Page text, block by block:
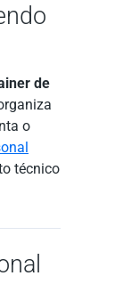
de
o
técnico